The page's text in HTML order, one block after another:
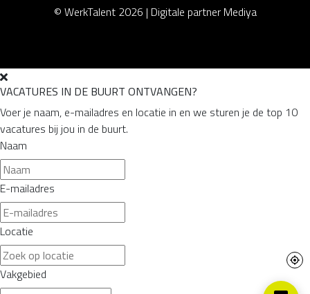
© WerkTalent 2026 | Digitale partner Mediya
VACATURES IN DE BUURT ONTVANGEN?
Voer je naam, e-mailadres en locatie in en we sturen je de top 10
vacatures bij jou in de buurt.
Naam
E-mailadres
Locatie
Vakgebied